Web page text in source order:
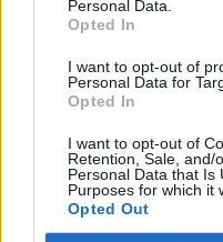
Personal Data.
Opted In
I want to opt-out of
Personal Data for
Opted In
I want to opt-out of
Retention, Sale, and/
Personal Data that Is
Purposes for which it
Opted Out